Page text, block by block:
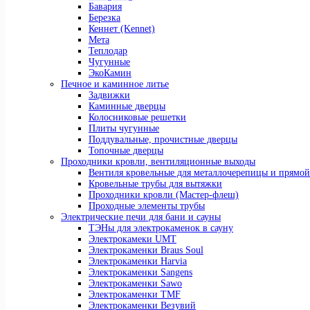
Бавария
Березка
Кеннет (Kennet)
Мета
Теплодар
Чугунные
ЭкоКамин
Печное и каминное литье
Задвижки
Каминные дверцы
Колосниковые решетки
Плиты чугунные
Поддувальные, прочистные дверцы
Топочные дверцы
Проходники кровли, вeнтиляционные выходы
Вентиля кровельные для металлочерепицы и
Кровельные трубы для вытяжки
Проходники кровли (Мастер-флеш)
Проходные элементы трубы
Электрические печи для бани и сауны
ТЭНы для электрокаменок в сауну
Электрокамеки UMT
Электрокаменки Braus Soul
Электрокаменки Harvia
Электрокаменки Sangens
Электрокаменки Sawo
Электрокаменки TMF
Электрокаменки Везувий